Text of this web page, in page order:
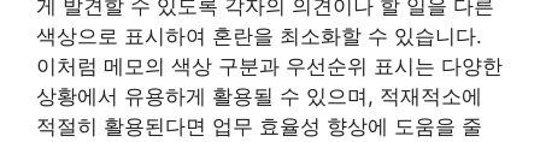
게 발견할 수 있도록 각자의 의견이나 할 일을 다른
색상으로 표시하여 혼란을 최소화할 수 있습니다.
이처럼 메모의 색상 구분과 우선순위 표시는 다양한
상황에서 유용하게 활용될 수 있으며, 적재적소에
적절히 활용된다면 업무 효율성 향상에 도움을 줄